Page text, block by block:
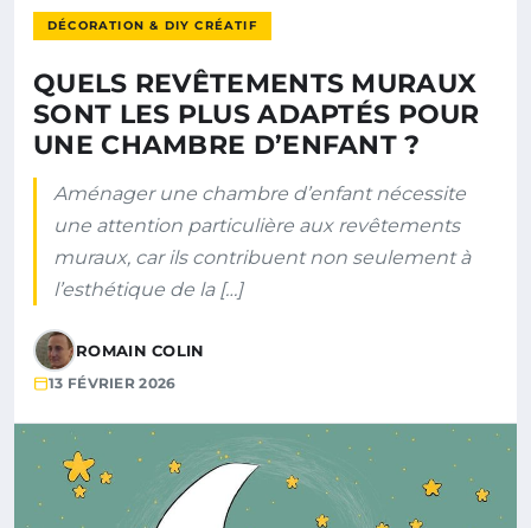
DÉCORATION & DIY CRÉATIF
QUELS REVÊTEMENTS MURAUX
SONT LES PLUS ADAPTÉS POUR
UNE CHAMBRE D’ENFANT ?
Aménager une chambre d’enfant nécessite
une attention particulière aux revêtements
muraux, car ils contribuent non seulement à
l’esthétique de la […]
ROMAIN COLIN
13 FÉVRIER 2026